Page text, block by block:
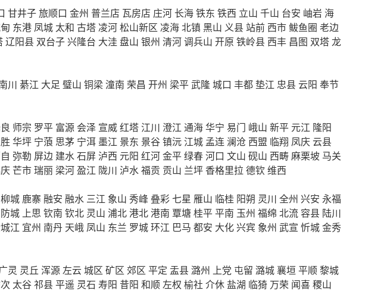
甘井子旅顺口 金州 普兰店 瓦房店 庄河 长海铁东 铁西 立山 千山 台安 岫岩 海
东港 凤城 太和 古塔 凌河松山新区 凌海北镇黑山 义县 站前 西市 鲅鱼圈 老边
辽阳县 双台子兴隆台 大洼 盘山 银州 清河调兵山 开原 铁岭县 西丰 昌图 双塔龙
川 綦江 大足 璧山 铜梁潼南 荣昌 开州 梁平武隆城口 丰都 垫江 忠县 云阳 奉节
师宗 罗平 富源 会泽 宣威红塔 江川 澄江 通海华宁 易门 峨山 新平 元江 隆阳
华坪 宁蒗 思茅 宁洱 墨江 景东 景谷镇沅 江城 孟连 澜沧 西盟 临翔 凤庆 云县
弥勒 屏边 建水石屏 泸西 元阳 红河金平绿春河口 文山 砚山 西畴麻栗坡 马关
芒市瑞丽 梁河盈江 陇川 泸水福贡 贡山 兰坪 香格里拉 德钦维西
柳城 鹿寨融安 融水 三江 象山 秀峰 叠彩七星 雁山 临桂 阳朔 灵川 全州 兴安 永福
防城 上思 钦南 钦北 灵山 浦北港北港南 覃塘桂平平南 玉州 福绵 北流 容县 陆川
江 宜州 南丹 天峨 凤山 东兰 罗城环江 巴马 都安 大化兴宾 象州 武宣 忻城金秀
灵 灵丘 浑源左云城区 矿区 郊区 平定 盂县潞州 上党 屯留 潞城襄垣平顺黎城
太谷祁县平遥 灵石 寿阳 昔阳 和顺左权 榆社 介休 盐湖 临猗 万荣 闻喜稷山